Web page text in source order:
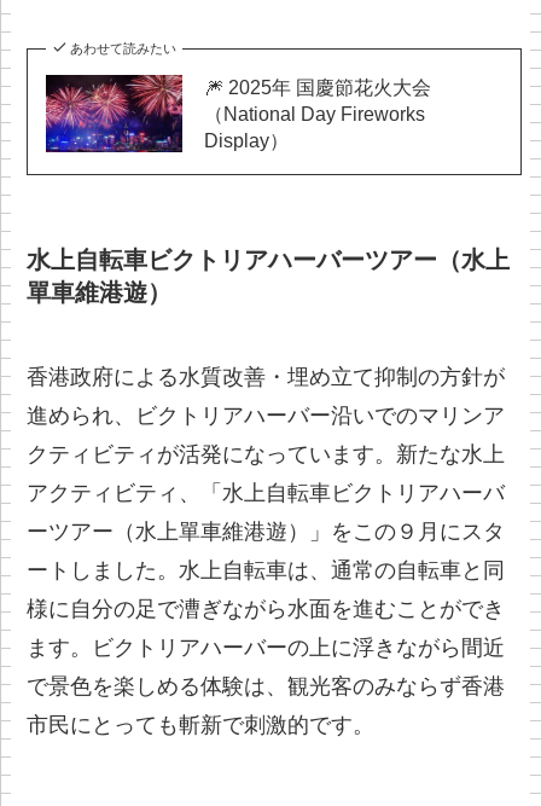
あわせて読みたい
🎆 2025年 国慶節花火大会
（National Day Fireworks
Display）
水上自転車ビクトリアハーバーツアー（水上
單車維港遊）
香港政府による水質改善・埋め立て抑制の方針が
進められ、ビクトリアハーバー沿いでのマリンア
クティビティが活発になっています。新たな水上
アクティビティ、「水上自転車ビクトリアハーバ
ーツアー（水上單車維港遊）」をこの９月にスタ
ートしました。水上自転車は、通常の自転車と同
様に自分の足で漕ぎながら水面を進むことができ
ます。ビクトリアハーバーの上に浮きながら間近
で景色を楽しめる体験は、観光客のみならず香港
市民にとっても斬新で刺激的です。